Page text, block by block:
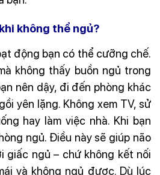
không thể ngủ?
động bạn có thể cưỡng chế.
không thấy buồn ngủ trong
nên dậy, đi đến phòng khác
yên lặng. Không xem TV, sử
hay làm việc nhà. Khi bạn
ngủ. Điều này sẽ giúp não
giấc ngủ – chứ không kết nối
và không ngủ được. Dù lúc